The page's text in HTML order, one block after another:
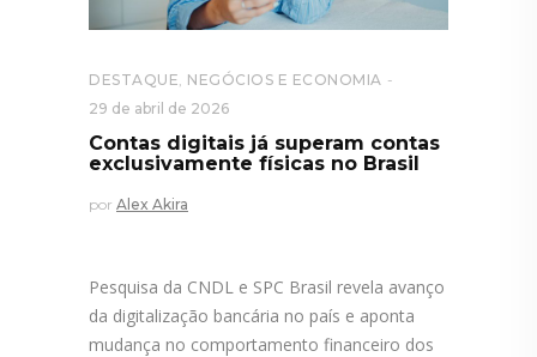
DESTAQUE NEGÓCIOS E ECONOMIA
29 de abril de 2026
Contas digitais já superam contas
exclusivamente físicas no Brasil
por Alex Akira
Pesquisa da CNDL e SPC Brasil revela avanço
da digitalização bancária no país e aponta
mudança no comportamento financeiro dos